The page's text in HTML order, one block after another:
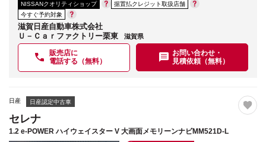
NISSANクオリティショップ
据置払クレジット取扱店舗
今すぐ予約対象
滋賀日産自動車株式会社
Ｕ－Ｃａｒファクトリー栗東
滋賀県
販売店に
電話する（無料）
お問い合わせ・
見積依頼（無料）
日産 日産認定中古車
セレナ
1.2 e-POWER ハイウェイスター V 大画面メモリーンナビMM521D-L